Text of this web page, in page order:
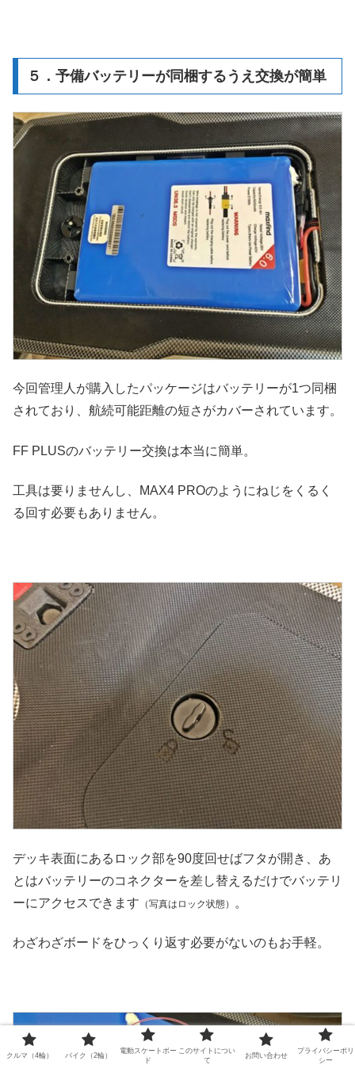
５．予備バッテリーが同梱するうえ交換が簡単
今回管理人が購入したパッケージはバッテリーが1つ同梱
されており、航続可能距離の短さがカバーされています。
FF PLUSのバッテリー交換は本当に簡単。
工具は要りませんし、MAX4 PROのようにねじをくるく
る回す必要もありません。
デッキ表面にあるロック部を90度回せばフタが開き、あ
とはバッテリーのコネクターを差し替えるだけでバッテリ
ーにアクセスできます （写真はロック状態） 。
わざわざボードをひっくり返す必要がないのもお手軽。
クルマ（4輪） バイク（2輪）
電動スケートボー
ド
このサイトについ
て
お問い合わせ
プライバシーポリ
シー